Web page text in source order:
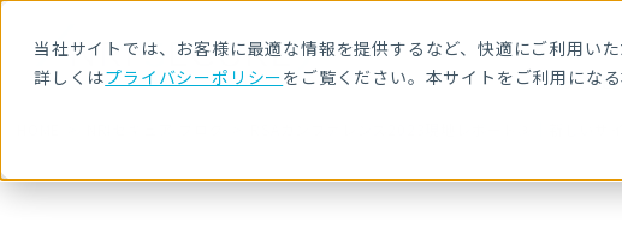
当社サイトでは、お客様に最適な情報を提供するなど、快適にご利用い
詳しくはプライバシーポリシーをご覧ください。本サイトをご利用にな
サー